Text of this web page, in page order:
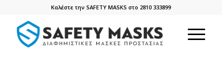
Καλέστε την SAFETY MASKS στο 2810 333899